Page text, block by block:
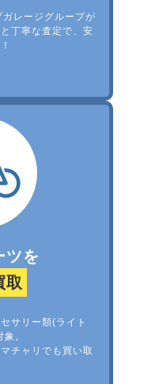
レージグループが
丁寧な査定で、安
ツを
取
サリー類(ライト
。
チャリでも買い取